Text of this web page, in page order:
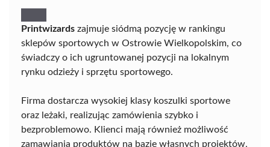
Printwizards zajmuje siódmą pozycję w rankingu
sklepów sportowych w Ostrowie Wielkopolskim, co
świadczy o ich ugruntowanej pozycji na lokalnym
rynku odzieży i sprzętu sportowego.
Firma dostarcza wysokiej klasy koszulki sportowe
oraz leżaki, realizując zamówienia szybko i
bezproblemowo. Klienci mają również możliwość
zamawiania produktów na bazie własnych projektów,